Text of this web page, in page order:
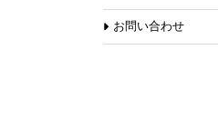
お問い合わせ